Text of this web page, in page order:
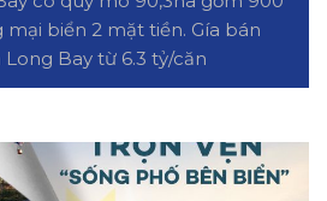
biển 2 mặt tiền. Gía bán
Bay từ 6.3 tỷ/căn